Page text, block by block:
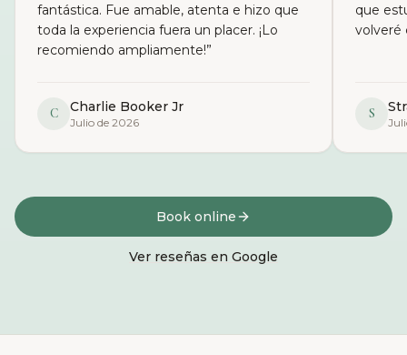
fantástica. Fue amable, atenta e hizo que
toda la experiencia fuera un placer. ¡Lo
recomiendo ampliamente!”
C Charlie Booker Jr
Julio de 2026
que
volveré
S
Book online
Ver reseñas en Google